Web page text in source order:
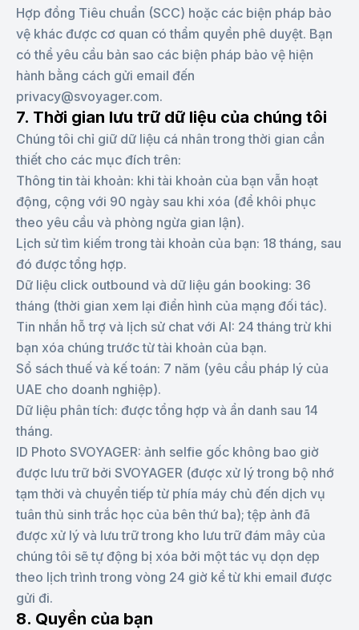
Hợp đồng Tiêu chuẩn (SCC) hoặc các biện pháp bảo
vệ khác được cơ quan có thẩm quyền phê duyệt. Bạn
có thể yêu cầu bản sao các biện pháp bảo vệ hiện
hành bằng cách gửi email đến
privacy@svoyager.com.
7. Thời gian lưu trữ dữ liệu của chúng tôi
Chúng tôi chỉ giữ dữ liệu cá nhân trong thời gian cần
thiết cho các mục đích trên:
Thông tin tài khoản: khi tài khoản của bạn vẫn hoạt
động, cộng với 90 ngày sau khi xóa (để khôi phục
theo yêu cầu và phòng ngừa gian lận).
Lịch sử tìm kiếm trong tài khoản của bạn: 18 tháng, sau
đó được tổng hợp.
Dữ liệu click outbound và dữ liệu gán booking: 36
tháng (thời gian xem lại điển hình của mạng đối tác).
Tin nhắn hỗ trợ và lịch sử chat với AI: 24 tháng trừ khi
bạn xóa chúng trước từ tài khoản của bạn.
Sổ sách thuế và kế toán: 7 năm (yêu cầu pháp lý của
UAE cho doanh nghiệp).
Dữ liệu phân tích: được tổng hợp và ẩn danh sau 14
tháng.
ID Photo SVOYAGER: ảnh selfie gốc không bao giờ
được lưu trữ bởi SVOYAGER (được xử lý trong bộ nhớ
tạm thời và chuyển tiếp từ phía máy chủ đến dịch vụ
tuân thủ sinh trắc học của bên thứ ba); tệp ảnh đã
được xử lý và lưu trữ trong kho lưu trữ đám mây của
chúng tôi sẽ tự động bị xóa bởi một tác vụ dọn dẹp
theo lịch trình trong vòng 24 giờ kể từ khi email được
gửi đi.
8. Quyền của bạn